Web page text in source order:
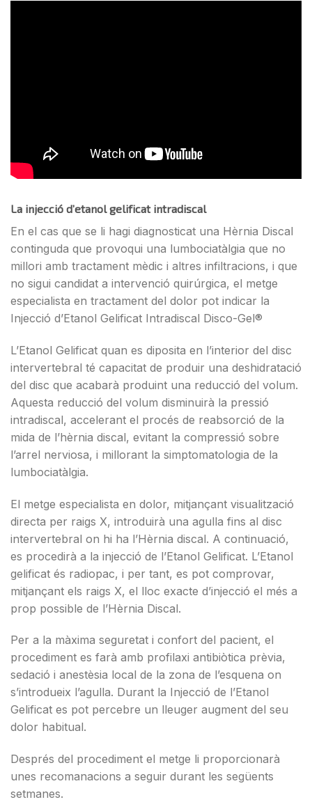
La injecció d’etanol gelificat intradiscal
En el cas que se li hagi diagnosticat una Hèrnia Discal
continguda que provoqui una lumbociatàlgia que no
millori amb tractament mèdic i altres infiltracions, i que
no sigui candidat a intervenció quirúrgica, el metge
especialista en tractament del dolor pot indicar la
Injecció d’Etanol Gelificat Intradiscal Disco-Gel®
L’Etanol Gelificat quan es diposita en l’interior del disc
intervertebral té capacitat de produir una deshidratació
del disc que acabarà produint una reducció del volum.
Aquesta reducció del volum disminuirà la pressió
intradiscal, accelerant el procés de reabsorció de la
mida de l’hèrnia discal, evitant la compressió sobre
l’arrel nerviosa, i millorant la simptomatologia de la
lumbociatàlgia.
El metge especialista en dolor, mitjançant visualització
directa per raigs X, introduirà una agulla fins al disc
intervertebral on hi ha l’Hèrnia discal. A continuació,
es procedirà a la injecció de l’Etanol Gelificat. L’Etanol
gelificat és radiopac, i per tant, es pot comprovar,
mitjançant els raigs X, el lloc exacte d’injecció el més a
prop possible de l’Hèrnia Discal.
Per a la màxima seguretat i confort del pacient, el
procediment es farà amb profilaxi antibiòtica prèvia,
sedació i anestèsia local de la zona de l’esquena on
s’introdueix l’agulla. Durant la Injecció de l’Etanol
Gelificat es pot percebre un lleuger augment del seu
dolor habitual.
Després del procediment el metge li proporcionarà
unes recomanacions a seguir durant les següents
setmanes.